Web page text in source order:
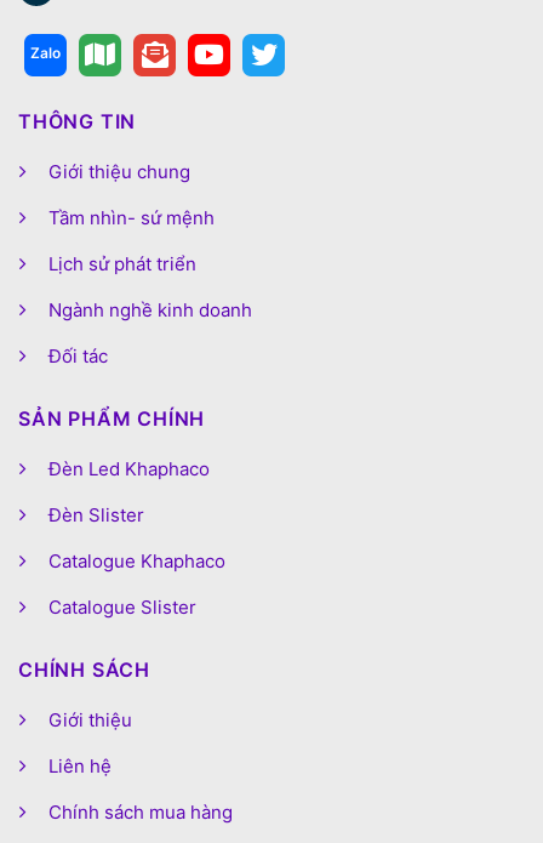
THÔNG TIN
Giới thiệu chung
Tầm nhìn- sứ mệnh
Lịch sử phát triển
Ngành nghề kinh doanh
Đối tác
SẢN PHẨM CHÍNH
Đèn Led Khaphaco
Đèn Slister
Catalogue Khaphaco
Catalogue Slister
CHÍNH SÁCH
Giới thiệu
Liên hệ
Chính sách mua hàng